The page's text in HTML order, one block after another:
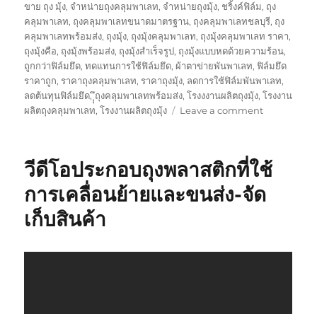
ขาย ถุง มุ้ง, จำหน่ายถุงคลุมพาเลท, จำหน่ายถุงมุ้ง, ชริ้งค์ฟิล์ม, ถุง
คลุมพาเลท, ถุงคลุมพาเลทขนาดมาตรฐาน, ถุงคลุมพาเลทชลบุรี, ถุง
คลุมพาเลทพร้อมส่ง, ถุงมุ้ง, ถุงมุ้งคลุมพาเลท, ถุงมุ้งคลุมพาเลท ราคา,
ถุงมุ้งคือ, ถุงมุ้งพร้อมส่ง, ถุงมุ้งสำเร็จรูป, ถุงมุ้งแบบหดด้วยความร้อน,
ถูกกว่าฟิล์มยึด,ทดแทนการใช้ฟิล์มยึด, ผ้าตาข่ายพันพาเลท, ฟิล์มยึด
ราคาถูก,ราคาถุงคลุมพาเลท,ราคาถุงมุ้ง, ลดการใช้ฟิล์มพันพาเลท,
ลดต้นทุนฟิล์มยึด,ุุึถุงคลุมพาเลทพร้อมส่ง,โรงงงานผลิตถุงมุ้ง,โรงงาน
ผลิตถุงคลุมพาเลท,โรงงานผลิตถุงมุ้ง Leave a commenton
พา
แทน
วีดีโอประกอบถุงพลาสติกที่ใช้
การเคลื่อนย้ายและขนส่ง-จัด
เก็บสินค้า